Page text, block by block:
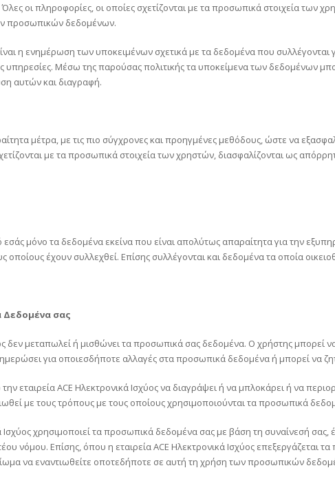
οι πληροφορίες, οι οποίες σχετίζονται με τα προσωπικά στοιχεία των
προσωπικών δεδομένων.
η ενημέρωση των υποκειμένων σχετικά με τα δεδομένα που
υπηρεσίες. Μέσω της παρούσας πολιτικής τα υποκείμενα των δεδομένων
αυτών και διαγραφή.
μέτρα, με τις πιο σύγχρονες και προηγμένες μεθόδους, ώστε να
με τα προσωπικά στοιχεία των χρηστών, διασφαλίζονται ως
εσάς μόνο τα δεδομένα εκείνα που είναι απολύτως απαραίτητα για την
οποίους έχουν συλλεχθεί. Επίσης συλλέγονται και δεδομένα τα οποία
Δεδομένα σας
δεν μεταπωλεί ή μισθώνει τα προσωπικά σας δεδομένα. Ο χρήστης μπορεί
για οποιεσδήποτε αλλαγές στα προσωπικά δεδομένα ή μπορεί να
εταιρεία ACE Ηλεκτρονικά Ισχύος να διαγράψει ή να μπλοκάρει ή να
με τους τρόπους με τους οποίους χρησιμοποιούνται τα προσωπικά
Ισχύος χρησιμοποιεί τα προσωπικά δεδομένα σας με βάση τη συναίνεσή
νόμου. Επίσης, όπου η εταιρεία ACE Ηλεκτρονικά Ισχύος
να εναντιωθείτε οποτεδήποτε σε αυτή τη χρήση των προσωπικών